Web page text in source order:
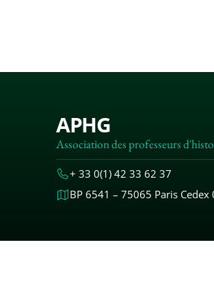
APHG
Association des professeurs
+ 33 0(1) 42 33 62 37
BP 6541 – 75065 Paris Cedex